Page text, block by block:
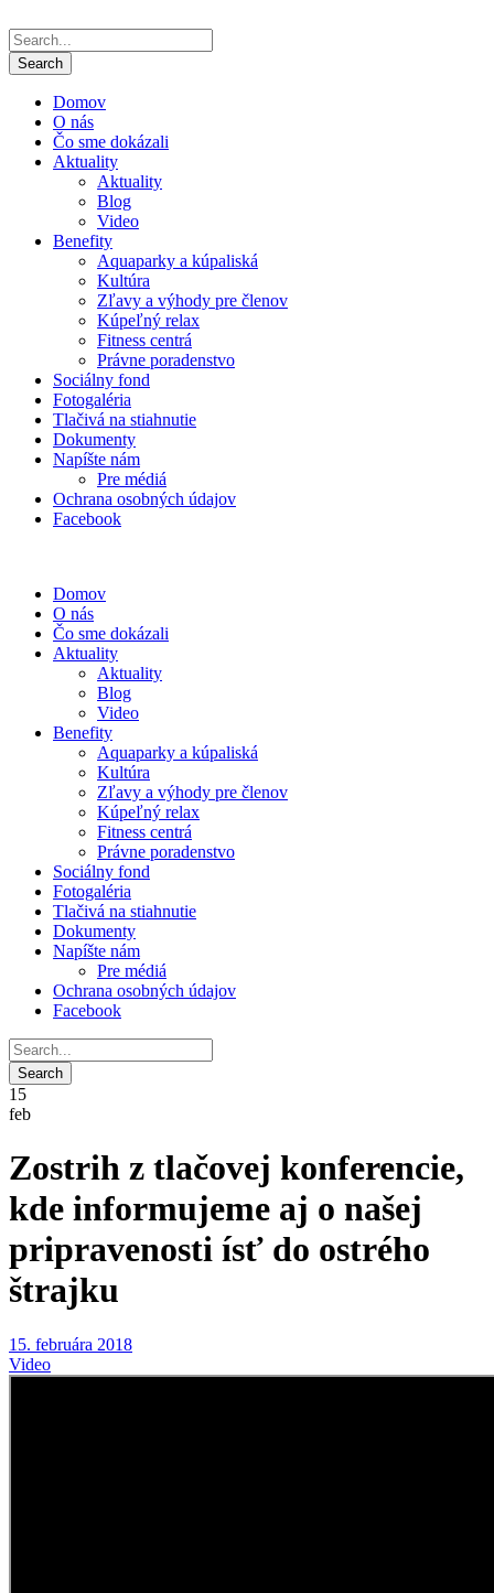
Domov
O nás
Čo sme dokázali
Aktuality
Aktuality
Blog
Video
Benefity
Aquaparky a kúpaliská
Kultúra
Zľavy a výhody pre členov
Kúpeľný relax
Fitness centrá
Právne poradenstvo
Sociálny fond
Fotogaléria
Tlačivá na stiahnutie
Dokumenty
Napíšte nám
Pre médiá
Ochrana osobných údajov
Facebook
Domov
O nás
Čo sme dokázali
Aktuality
Aktuality
Blog
Video
Benefity
Aquaparky a kúpaliská
Kultúra
Zľavy a výhody pre členov
Kúpeľný relax
Fitness centrá
Právne poradenstvo
Sociálny fond
Fotogaléria
Tlačivá na stiahnutie
Dokumenty
Napíšte nám
Pre médiá
Ochrana osobných údajov
Facebook
15
feb
Zostrih z tlačovej konferencie,
kde informujeme aj o našej
pripravenosti ísť do ostrého
štrajku
15. februára 2018
Video